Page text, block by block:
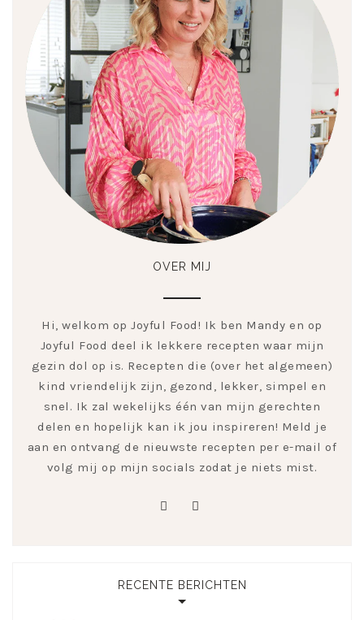
OVER MIJ
Hi, welkom op Joyful Food! Ik ben Mandy en op
Joyful Food deel ik lekkere recepten waar mijn
gezin dol op is. Recepten die (over het algemeen)
kind vriendelijk zijn, gezond, lekker, simpel en
snel. Ik zal wekelijks één van mijn gerechten
delen en hopelijk kan ik jou inspireren! Meld je
aan en ontvang de nieuwste recepten per e-mail of
volg mij op mijn socials zodat je niets mist.
RECENTE BERICHTEN